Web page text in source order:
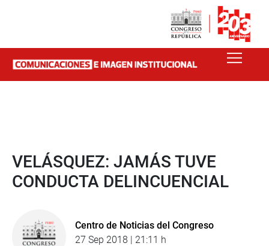
VELÁSQUEZ: JAMÁS TUVE
CONDUCTA DELINCUENCIAL
Centro de Noticias del Congreso
27 Sep 2018 | 21:11 h